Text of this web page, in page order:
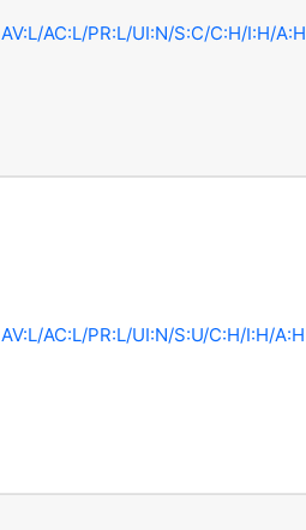
AV:L/AC:L/PR:L/UI:N/S:C/C:H/I:H/A:H
AV:L/AC:L/PR:L/UI:N/S:U/C:H/I:H/A:H